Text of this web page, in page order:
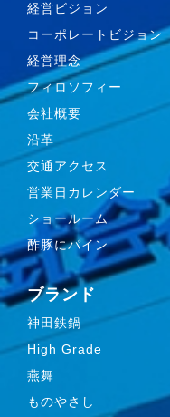
経営ビジョン
コーポレートビジョン
経営理念
フィロソフィー
会社概要
沿革
交通アクセス
営業日カレンダー
ショールーム
酢豚にパイン
ブランド
神田鉄鍋
High Grade
燕舞
ものやさし